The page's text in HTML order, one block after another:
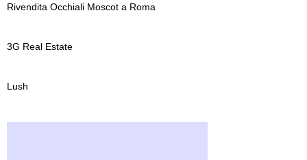
Rivendita Occhiali Moscot a Roma
3G Real Estate
Lush